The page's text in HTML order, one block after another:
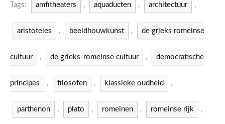
Tags: amfitheaters , aquaducten , architectuur ,
aristoteles , beeldhouwkunst , de grieks romeinse
cultuur , de grieks-romeinse cultuur , democratische
principes , filosofen , klassieke oudheid ,
parthenon , plato , romeinen , romeinse rijk ,